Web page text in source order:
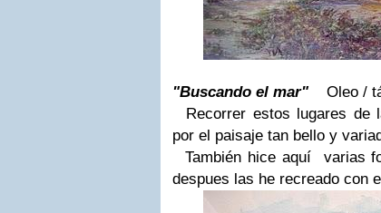
"Buscando el mar" Oleo /
Recorrer estos lugares de
por el paisaje tan bello y
También hice aquí varias
despues las he recreado con